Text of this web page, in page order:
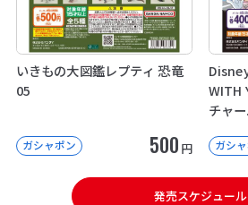
いきもの大図鑑レプティ 恐竜
05
ガシャポン 500 円
WITH
チャ
ガシ
発売スケジュール